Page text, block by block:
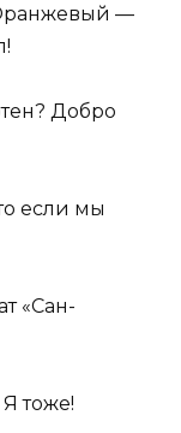
—
Добро
если мы
«Сан-
тоже!